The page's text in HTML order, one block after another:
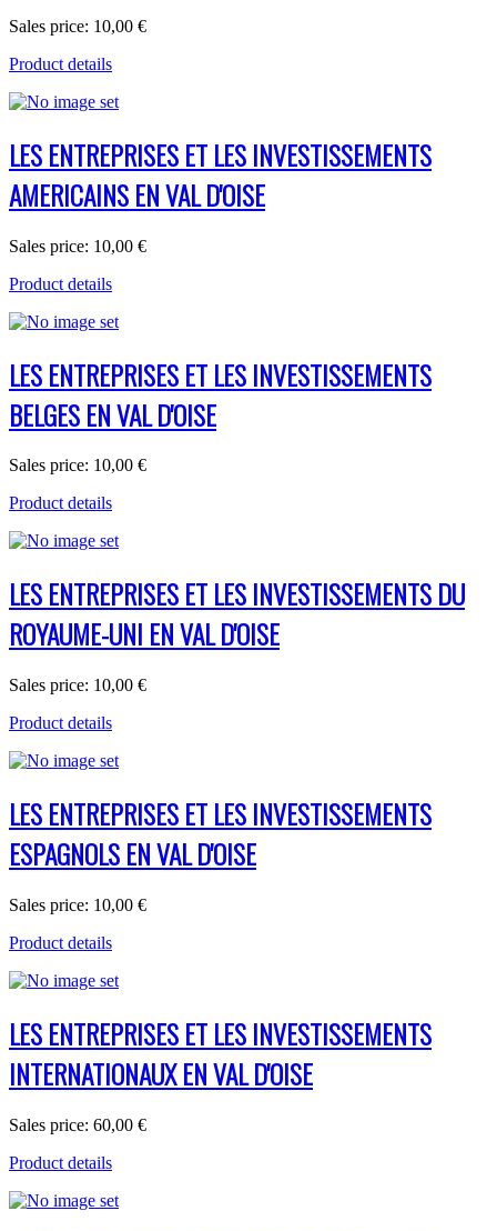
Sales price: 10,00 €
Product details
LES ENTREPRISES ET LES INVESTISSEMENTS
AMERICAINS EN VAL D'OISE
Sales price: 10,00 €
Product details
LES ENTREPRISES ET LES INVESTISSEMENTS
BELGES EN VAL D'OISE
Sales price: 10,00 €
Product details
LES ENTREPRISES ET LES INVESTISSEMENTS DU
ROYAUME-UNI EN VAL D'OISE
Sales price: 10,00 €
Product details
LES ENTREPRISES ET LES INVESTISSEMENTS
ESPAGNOLS EN VAL D'OISE
Sales price: 10,00 €
Product details
LES ENTREPRISES ET LES INVESTISSEMENTS
INTERNATIONAUX EN VAL D'OISE
Sales price: 60,00 €
Product details